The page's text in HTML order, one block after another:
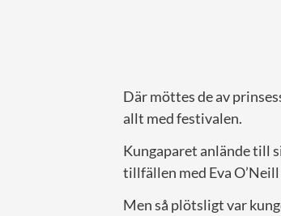
Där möttes de av
allt med festivalen.
Kungaparet anlände till
tillfällen med Eva
Men så plötsligt var